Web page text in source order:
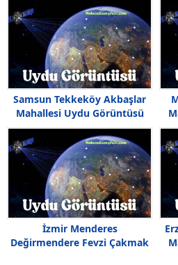
Samsun Tekkeköy Akbaşlar
Mahallesi Uydu Görüntüsü
İzmir Menderes
Değirmendere Fevzi Çakmak